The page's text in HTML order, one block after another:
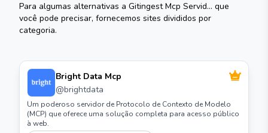
Para algumas alternativas a Gitingest Mcp Servid... que
você pode precisar, fornecemos sites divididos por
categoria.
Bright Data Mcp
@brightdata
Um poderoso servidor de Protocolo de Contexto de Modelo
(MCP) que oferece uma solução completa para acesso público
à web.